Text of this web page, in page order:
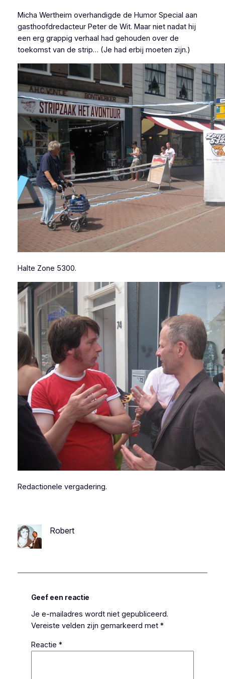
Micha Wertheim overhandigde de Humor Special aan
gasthoofdredacteur Peter de Wit. Maar niet nadat hij
een erg grappig verhaal had gehouden over de
toekomst van de strip… (Je had erbij moeten zijn.)
Halte Zone 5300.
Redactionele vergadering.
Robert
Geef een reactie
Je e-mailadres wordt niet gepubliceerd.
Vereiste velden zijn gemarkeerd met *
Reactie *